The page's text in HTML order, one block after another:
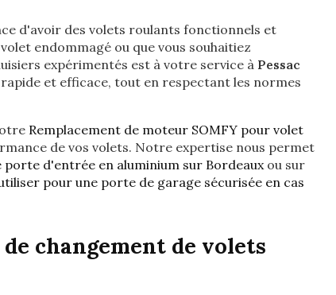
d'avoir des volets roulants fonctionnels et
endommagé ou que vous souhaitiez
expérimentés est à votre service à Pessac
et efficace, tout en respectant les normes
Remplacement de moteur SOMFY pour volet
de vos volets. Notre expertise nous permet
d'entrée en aluminium sur Bordeauxou sur
pour une porte de garage sécurisée en cas
changement de volets